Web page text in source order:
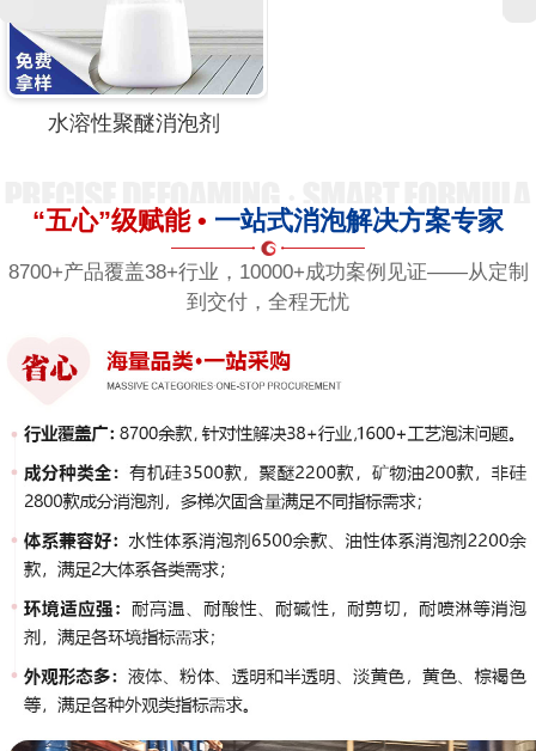
水溶性聚醚消泡剂
“五心”级赋能 • 一站式消泡解决方案专家
8700+产品覆盖38+行业，10000+成功案例见证——从定制
到交付，全程无忧